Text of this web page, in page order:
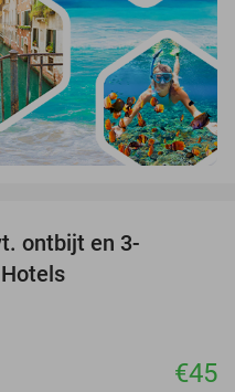
ontbijt en 3-
€45